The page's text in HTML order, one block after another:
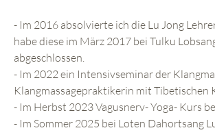
- Im 2016 absolvierte ich die Lu Jong
habe diese im März 2017 bei Tulku
abgeschlossen.
- Im 2022 ein Intensivseminar der
Klangmassagepraktikerin mit Tibetischen
- Im Herbst 2023 Vagusnerv- Yoga- Kurs
- Im Sommer 2025 bei Loten Dahortsang